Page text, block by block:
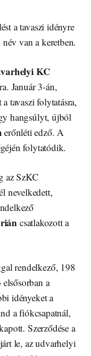
a tavaszi idényre
van a keretben.
KC
Január 3-án,
tavaszi folytatásra,
hangsúlyt, újból
erőnléti edző. A
folytatódik.
az SzKC
nevelkedett,
csatlakozott a
rendelkező, 198
a
idényeket a
a fiókcsapatnál,
Szerződése a
le, az udvarhelyi